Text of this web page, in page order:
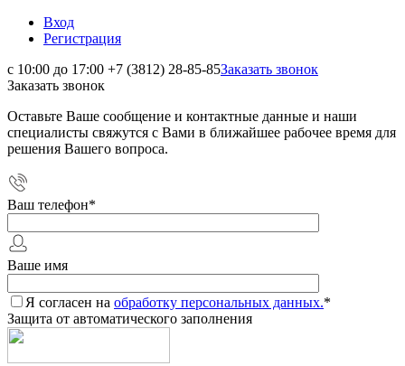
Вход
Регистрация
с 10:00 до 17:00 +7 (3812) 28-85-85Заказать звонок
Заказать звонок
Оставьте Ваше сообщение и контактные данные и наши
специалисты свяжутся с Вами в ближайшее рабочее время для
решения Вашего вопроса.
Ваш телефон*
Ваше имя
Я согласен на обработку персональных данных.*
Защита от автоматического заполнения